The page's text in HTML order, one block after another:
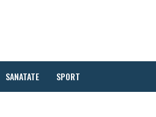
SANATATE SPORT